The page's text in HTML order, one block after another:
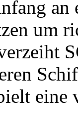
um
eine